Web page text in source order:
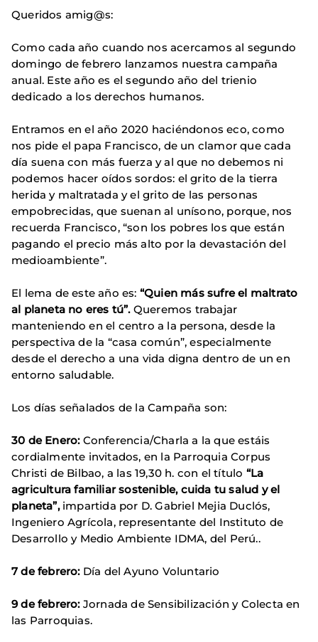
Queridos amig@s:
Como cada año cuando nos acercamos al segundo
domingo de febrero lanzamos nuestra campaña
anual. Este año es el segundo año del trienio
dedicado a los derechos humanos.
Entramos en el año 2020 haciéndonos eco, como
nos pide el papa Francisco, de un clamor que cada
día suena con más fuerza y al que no debemos ni
podemos hacer oídos sordos: el grito de la tierra
herida y maltratada y el grito de las personas
empobrecidas, que suenan al unísono, porque, nos
recuerda Francisco, “son los pobres los que están
pagando el precio más alto por la devastación del
medioambiente”.
El lema de este año es: “Quien más sufre el maltrato
al planeta no eres tú”. Queremos trabajar
manteniendo en el centro a la persona, desde la
perspectiva de la “casa común”, especialmente
desde el derecho a una vida digna dentro de un en
entorno saludable.
Los días señalados de la Campaña son:
30 de Enero: Conferencia/Charla a la que estáis
cordialmente invitados, en la Parroquia Corpus
Christi de Bilbao, a las 19,30 h. con el título “La
agricultura familiar sostenible, cuida tu salud y el
planeta”, impartida por D. Gabriel Mejia Duclós,
Ingeniero Agrícola, representante del Instituto de
Desarrollo y Medio Ambiente IDMA, del Perú..
7 de febrero: Día del Ayuno Voluntario
9 de febrero: Jornada de Sensibilización y Colecta en
las Parroquias.